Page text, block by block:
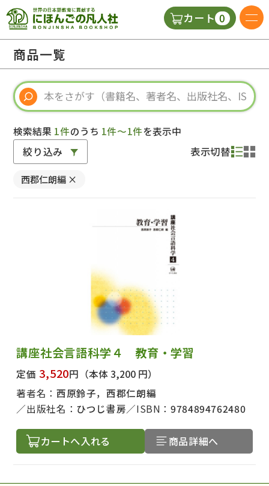
カート 0
視聴覚・補助教材
教師用参考書
商品一覧
検索結果 1件のうち 1件～1件を表示中
絞り込み 表示切替
西郡仁朗編 ×
講座社会言語科学４ 教育・学習
定価 3,520円 （本体 3,200 円）
著者名： 西原鈴子，西郡仁朗編
出版社名： ひつじ書房 ISBN：9784894762480
カートへ入れる 商品詳細へ